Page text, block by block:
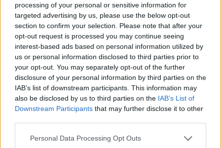
processing of your personal or sensitive information for
targeted advertising by us, please use the below opt-out
section to confirm your selection. Please note that after your
opt-out request is processed you may continue seeing
interest-based ads based on personal information utilized by
us or personal information disclosed to third parties prior to
your opt-out. You may separately opt-out of the further
disclosure of your personal information by third parties on the
IAB’s list of downstream participants. This information may
also be disclosed by us to third parties on the IAB’s List of
Downstream Participants that may further disclose it to other
Personal Data Processing Opt Outs
+ Yan Block
Letra 222
Letra 444 (Remix) (ft. De La Rose, Hades66,
Ñengo Flow)
Letra 666 (ft. Panda Black, Cris MJ)